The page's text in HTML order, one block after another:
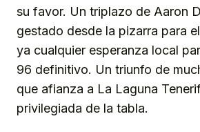
su favor. Un triplazo de Aaron
gestado desde la pizarra para
ya cualquier esperanza local
96 definitivo. Un triunfo de
que afianza a La Laguna
privilegiada de la tabla.